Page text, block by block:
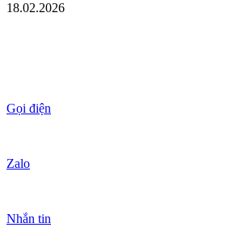
18.02.2026
Gọi điện
Zalo
Nhắn tin